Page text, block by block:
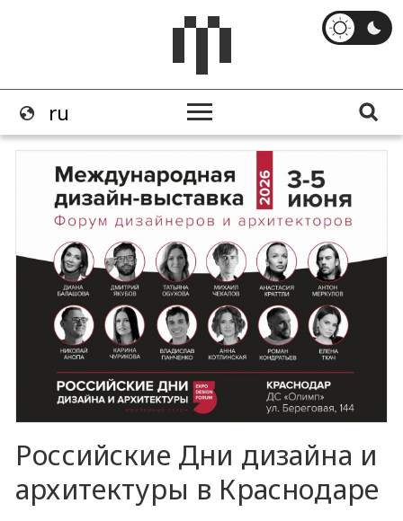
Российские Дни дизайна и
архитектуры в Краснодаре